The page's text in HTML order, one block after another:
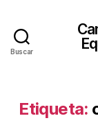
Buscar
Etiqueta: